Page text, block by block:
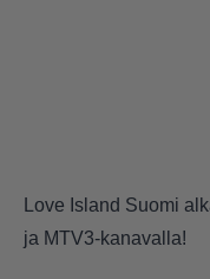
Love Island Suomi
ja MTV3-kanavalla!